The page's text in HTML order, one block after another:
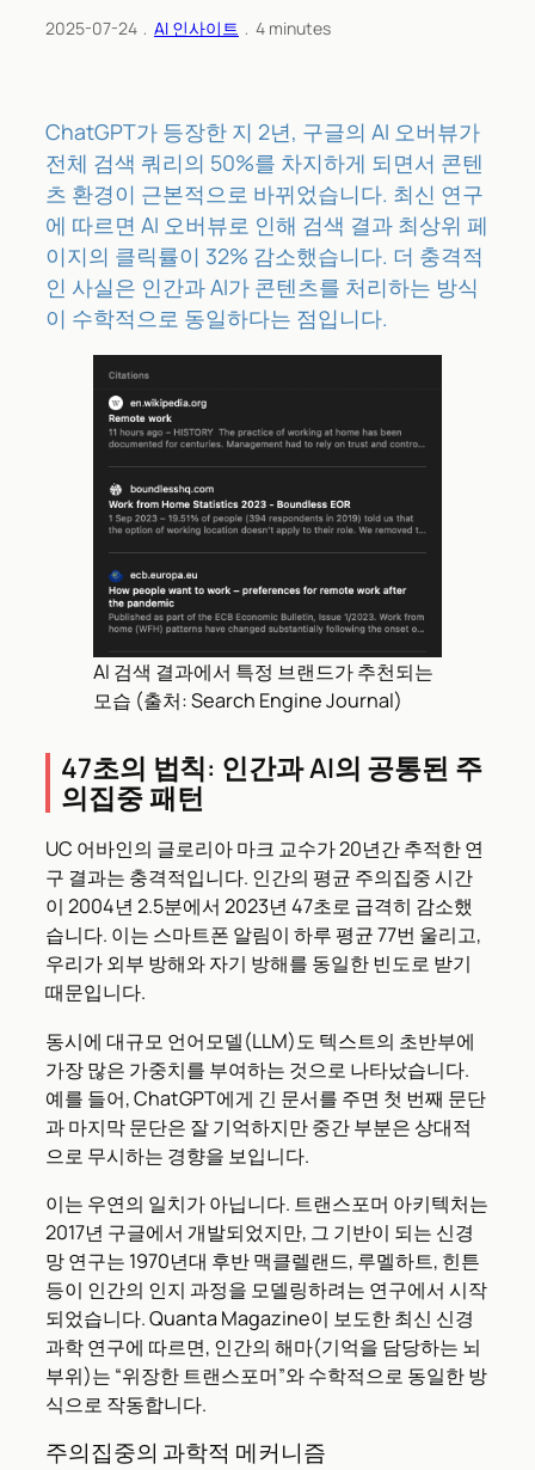
2025-07-24 ﹒ AI 인사이트 ﹒ 4 minutes
ChatGPT가 등장한 지 2년, 구글의 AI 오버뷰가
전체 검색 쿼리의 50%를 차지하게 되면서 콘텐
츠 환경이 근본적으로 바뀌었습니다. 최신 연구
에 따르면 AI 오버뷰로 인해 검색 결과 최상위 페
이지의 클릭률이 32% 감소했습니다. 더 충격적
인 사실은 인간과 AI가 콘텐츠를 처리하는 방식
이 수학적으로 동일하다는 점입니다.
AI 검색 결과에서 특정 브랜드가 추천되는
모습 (출처: Search Engine Journal)
47초의 법칙: 인간과 AI의 공통된 주
의집중 패턴
UC 어바인의 글로리아 마크 교수가 20년간 추적한 연
구 결과는 충격적입니다. 인간의 평균 주의집중 시간
이 2004년 2.5분에서 2023년 47초로 급격히 감소했
습니다. 이는 스마트폰 알림이 하루 평균 77번 울리고,
우리가 외부 방해와 자기 방해를 동일한 빈도로 받기
때문입니다.
동시에 대규모 언어모델(LLM)도 텍스트의 초반부에
가장 많은 가중치를 부여하는 것으로 나타났습니다.
예를 들어, ChatGPT에게 긴 문서를 주면 첫 번째 문단
과 마지막 문단은 잘 기억하지만 중간 부분은 상대적
으로 무시하는 경향을 보입니다.
이는 우연의 일치가 아닙니다. 트랜스포머 아키텍처는
2017년 구글에서 개발되었지만, 그 기반이 되는 신경
망 연구는 1970년대 후반 맥클렐랜드, 루멜하트, 힌튼
등이 인간의 인지 과정을 모델링하려는 연구에서 시작
되었습니다. Quanta Magazine이 보도한 최신 신경
과학 연구에 따르면, 인간의 해마(기억을 담당하는 뇌
부위)는 “위장한 트랜스포머”와 수학적으로 동일한 방
식으로 작동합니다.
주의집중의 과학적 메커니즘